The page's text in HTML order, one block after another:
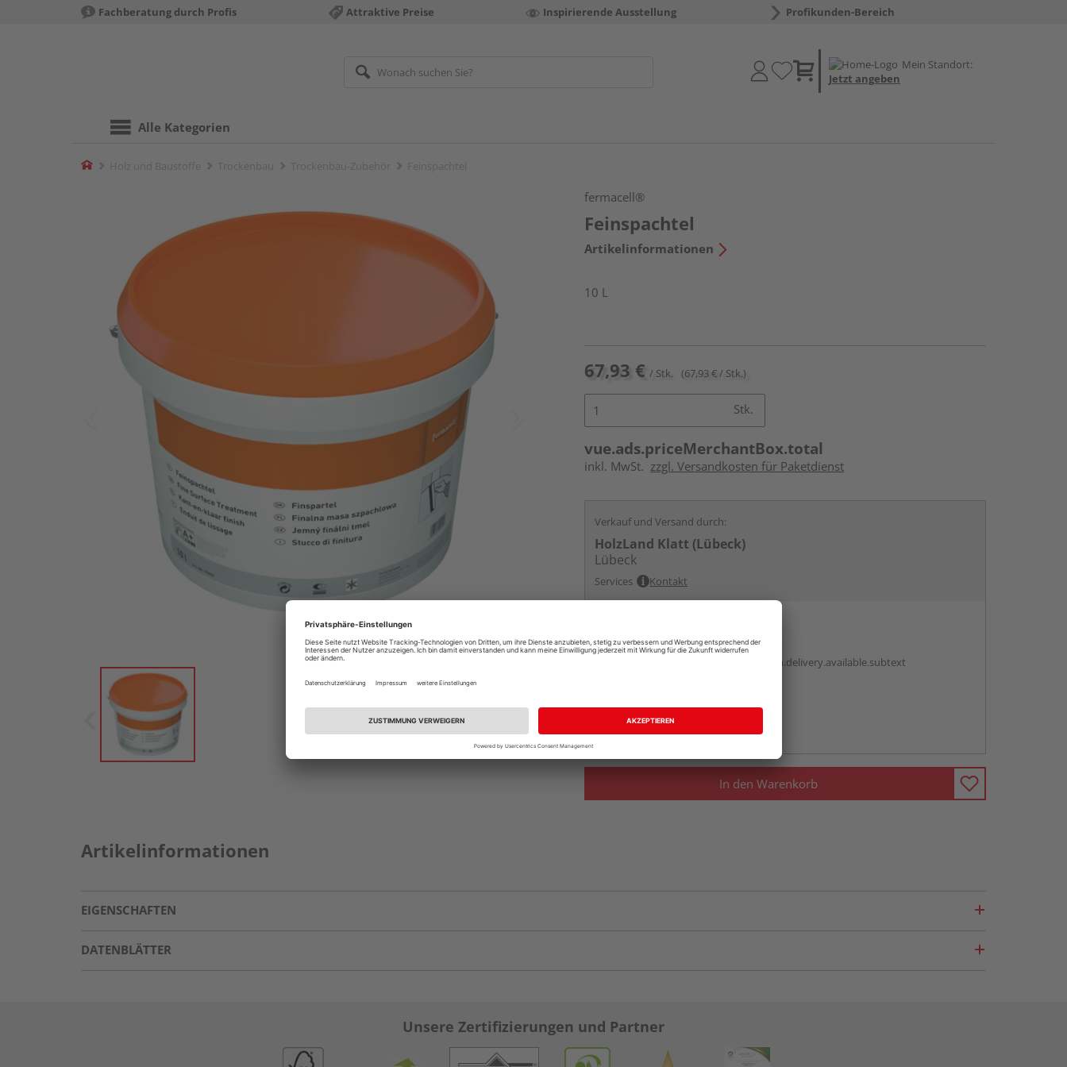
Fachberatung durch Profis Attraktive Preise Inspirierende Ausstellung Profikunden-Bereich
Mein Standort:
Jetzt angeben
Alle Kategorien
Home
fermacell®
Feinspachtel
Artikelinformationen
10 L
67,93 € / Stk. (67,93 € / Stk.)
Stk.
vue.ads.priceMerchantBox.total
inkl. MwSt. zzgl. Versandkosten für Paketdienst
Verkauf und Versand durch:
HolzLand Klatt (Lübeck)
Lübeck
Services Kontakt
Auf Lager:
vue.ads.priceMerchantBox.option.delivery.available.subtext
Beim Händler abholen
Auf Lager:Abholung möglich
In den Warenkorb
Artikelinformationen
EIGENSCHAFTEN
DATENBLÄTTER
Unsere Zertifizierungen und Partner